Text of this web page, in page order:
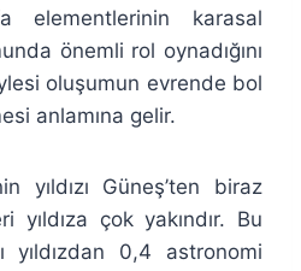
elementlerinin karasal
önemli rol oynadığını
oluşumun evrende bol
anlamına gelir.
yıldızı Güneş’ten biraz
yıldıza çok yakındır. Bu
yıldızdan 0,4 astronomi